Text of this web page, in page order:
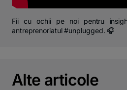
Fii cu ochii pe noi pentru
antreprenoriatul #unplugged. 🎧
Alte articole